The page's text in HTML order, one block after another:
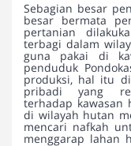
Sebagian besar
besar bermata
pertanian
terbagi dalam
guna pakai di
penduduk
produksi, hal itu
pribadi yang
terhadap kawasan
di wilayah hutan
mencari nafkah
menggarap lahan